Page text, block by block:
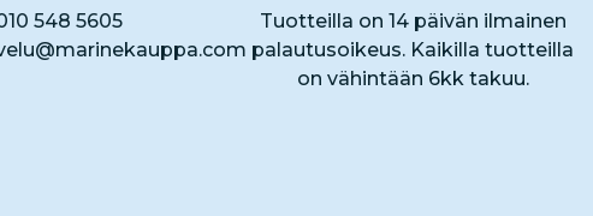
548 5605
Tuotteilla on 14 päivän ilmainen
palautusoikeus. Kaikilla tuotteilla
on vähintään 6kk takuu.